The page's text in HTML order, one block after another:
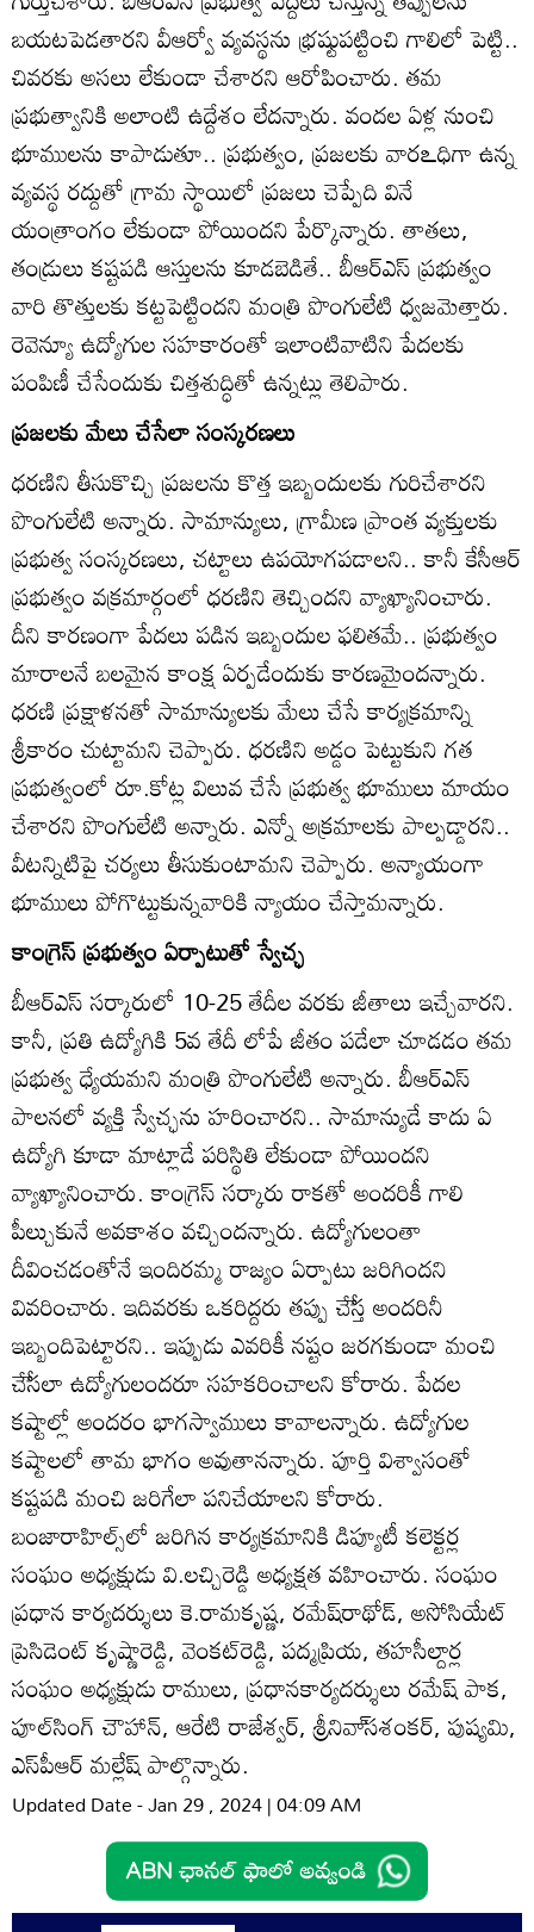
బయటపెడతారని వీఆర్వో వ్యవస్థను భ్రష్టుపట్టించి గాలిలో పెట్టి..
చివరకు అసలు లేకుండా చేశారని ఆరోపించారు. తమ
ప్రభుత్వానికి అలాంటి ఉద్దేశం లేదన్నారు. వందల ఏళ్ల నుంచి
భూములను కాపాడుతూ.. ప్రభుత్వం, ప్రజలకు వారఽధిగా ఉన్న
వ్యవస్థ రద్దుతో గ్రామ స్థాయిలో ప్రజలు చెప్పేది వినే
యంత్రాంగం లేకుండా పోయిందని పేర్కొన్నారు. తాతలు,
తండ్రులు కష్టపడి ఆస్తులను కూడబెడితే.. బీఆర్‌ఎస్‌ ప్రభుత్వం
వారి తొత్తులకు కట్టపెట్టిందని మంత్రి పొంగులేటి ధ్వజమెత్తారు.
రెవెన్యూ ఉద్యోగుల సహకారంతో ఇలాంటివాటిని పేదలకు
పంపిణీ చేసేందుకు చిత్తశుద్ధితో ఉన్నట్లు తెలిపారు.
ప్రజలకు మేలు చేసేలా సంస్కరణలు
ధరణిని తీసుకొచ్చి ప్రజలను కొత్త ఇబ్బందులకు గురిచేశారని
పొంగులేటి అన్నారు. సామాన్యులు, గ్రామీణ ప్రాంత వ్యక్తులకు
ప్రభుత్వ సంస్కరణలు, చట్టాలు ఉపయోగపడాలని.. కానీ కేసీఆర్‌
ప్రభుత్వం వక్రమార్గంలో ధరణిని తెచ్చిందని వ్యాఖ్యానించారు.
దీని కారణంగా పేదలు పడిన ఇబ్బందుల ఫలితమే.. ప్రభుత్వం
మారాలనే బలమైన కాంక్ష ఏర్పడేందుకు కారణమైందన్నారు.
ధరణి ప్రక్షాళనతో సామాన్యులకు మేలు చేసే కార్యక్రమాన్ని
శ్రీకారం చుట్టామని చెప్పారు. ధరణిని అడ్డం పెట్టుకుని గత
ప్రభుత్వంలో రూ.కోట్ల విలువ చేసే ప్రభుత్వ భూములు మాయం
చేశారని పొంగులేటి అన్నారు. ఎన్నో అక్రమాలకు పాల్పడ్డారని..
వీటన్నిటిపై చర్యలు తీసుకుంటామని చెప్పారు. అన్యాయంగా
భూములు పోగొట్టుకున్నవారికి న్యాయం చేస్తామన్నారు.
కాంగ్రెస్‌ ప్రభుత్వం ఏర్పాటుతో స్వేచ్ఛ
బీఆర్‌ఎస్‌ సర్కారులో 10-25 తేదీల వరకు జీతాలు ఇచ్చేవారని.
కానీ, ప్రతి ఉద్యోగికి 5వ తేదీ లోపే జీతం పడేలా చూడడం తమ
ప్రభుత్వ ధ్యేయమని మంత్రి పొంగులేటి అన్నారు. బీఆర్‌ఎస్‌
పాలనలో వ్యక్తి స్వేచ్ఛను హరించారని.. సామాన్యుడే కాదు ఏ
ఉద్యోగి కూడా మాట్లాడే పరిస్థితి లేకుండా పోయిందని
వ్యాఖ్యానించారు. కాంగ్రెస్‌ సర్కారు రాకతో అందరికీ గాలి
పీల్చుకునే అవకాశం వచ్చిందన్నారు. ఉద్యోగులంతా
దీవించడంతోనే ఇందిరమ్మ రాజ్యం ఏర్పాటు జరిగిందని
వివరించారు. ఇదివరకు ఒకరిద్దరు తప్పు చేేస్త అందరినీ
ఇబ్బందిపెట్టారని.. ఇప్పుడు ఎవరికీ నష్టం జరగకుండా మంచి
చేేసలా ఉద్యోగులందరూ సహకరించాలని కోరారు. పేదల
కష్టాల్లో అందరం భాగస్వాములు కావాలన్నారు. ఉద్యోగుల
కష్టాలలో తామ భాగం అవుతానన్నారు. పూర్తి విశ్వాసంతో
కష్టపడి మంచి జరిగేలా పనిచేయాలని కోరారు.
బంజారాహిల్స్‌లో జరిగిన కార్యక్రమానికి డిప్యూటీ కలెక్టర్ల
సంఘం అధ్యక్షుడు వి.లచ్చిరెడ్డి అధ్యక్షత వహించారు. సంఘం
ప్రధాన కార్యదర్శులు కె.రామకృష్ణ, రమేష్‌రాథోడ్‌, అసోసియేట్‌
ప్రెసిడెంట్‌ కృష్ణారెడ్డి, వెంకట్‌రెడ్డి, పద్మప్రియ, తహసీల్దార్ల
సంఘం అధ్యక్షుడు రాములు, ప్రధానకార్యదర్శులు రమేష్‌ పాక,
పూల్‌సింగ్‌ చౌహాన్‌, ఆరేటి రాజేశ్వర్‌, శ్రీనివా్‌సశంకర్‌, పుష్యమి,
ఎస్‌పీఆర్‌ మల్లేష్‌ పాల్గొన్నారు.
Updated Date - Jan 29 , 2024 | 04:09 AM